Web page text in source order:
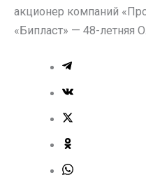
акционер компаний
«Бипласт» — 48-летняя